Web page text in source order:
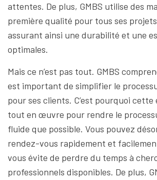
attentes. De plus, GMBS utilise des
première qualité pour tous ses
assurant ainsi une durabilité et une
optimales.
Mais ce n’est pas tout. GMBS
est important de simplifier le
pour ses clients. C’est pourquoi
tout en œuvre pour rendre le
fluide que possible. Vous pouvez
rendez-vous rapidement et
vous évite de perdre du temps à
professionnels disponibles. De plus,